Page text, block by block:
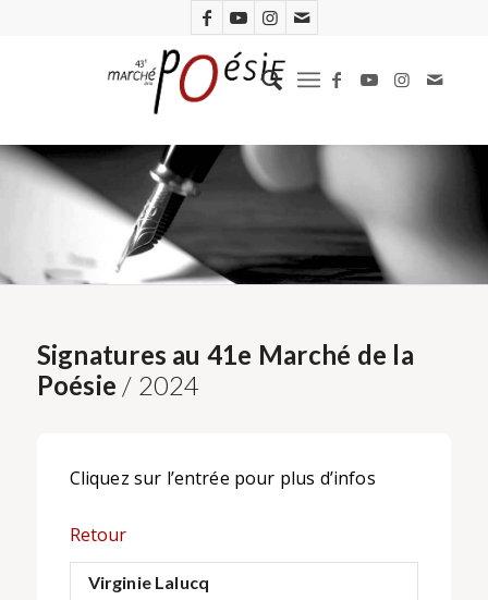
Signatures au 41e Marché de la
Poésie / 2024
Cliquez sur l’entrée pour plus d’infos
Retour
Virginie Lalucq